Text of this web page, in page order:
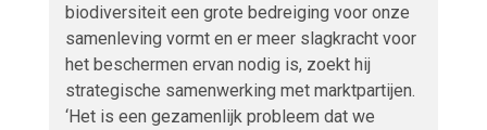
biodiversiteit een grote bedreiging voor onze
samenleving vormt en er meer slagkracht voor
het beschermen ervan nodig is, zoekt hij
strategische samenwerking met marktpartijen.
‘Het is een gezamenlijk probleem dat we